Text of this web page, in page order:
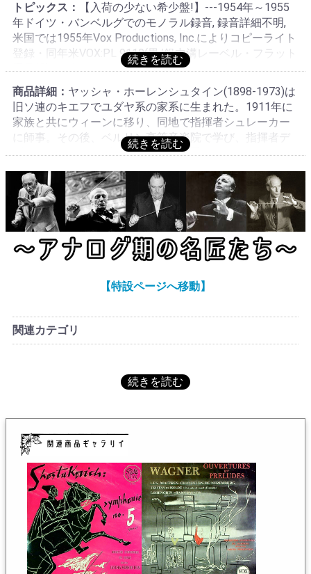
トピックス：
【入荷の少ない希少盤!】---1954年～1955
年ドイツ・バンベルグでのモノラル録音, 録音詳細不明,
米国では1955年Vox Productions, Inc.によりコピーライト
登録・同年米VOX:PL 9110(黒/銀中溝レーベル・フラット
重量盤)にて初リリース, フランスでは1956年頃Pathé-
VOX:PL 9110(当装丁)にて初リリース→1959年頃クリー
ム/濃緑段付レーベル・グルーヴガード厚手盤に変更, 入
荷の少ない希少盤, 演奏:★★★★+, 音質:★★★★+
商品詳細： ヤッシャ・ホーレンシュタイン(1898-1973)は
旧ソ連のキエフでユダヤ系の家系に生まれた。1911年に
家族と共にウィーンに移り、同地で指揮者シュレーカー
に師事。その後、ベルリン高等音楽院で学び、指揮者デ
ビュー後はフルトヴェングラーの助手を務めた。1920年
代には早くもベルリン・フィルやベルリン国立歌劇場o.を
指揮し、ブルックナーの交響曲第7番やマーラーの『亡き
子を偲ぶ歌』などを録音。しかし、1933年にナチスが政
権を掌握するとドイツを去り、1940年に渡米し、アメリ
カ国籍を取得。戦後はヨーロッパ楽壇に復帰し、各地の
一流オーケストラに客演。特定のポストには就かず、契
約したVOXの手配によりウィーンso.とバンベルクso.を中
UNICORNヘ、マーラーを録音している。1954年初の古楽
録音し、名高い。これは1955年頃録音のほぼ唯一のワー
グナー録音と思われる。ヴァイオリニストのイヴリー・
いのスタイルで端正に演奏する方針を貫いた。地味だが
ンシュタインはユダヤ人でありながらマーラーやワーグ
ナーを好んで演奏した指揮者である。政治と音楽を完全
に分けて考えていたのだろう。早い時期からテンポを崩
さず、遅めのスピードで淡々と進行するスタイルは師で
あるフルトヴェングラーと対照をなす所に彼の美学があ
るのだろう。ゆったりと浸れる静かなワーグナーであ
る。
J.ホーレンシュタインの在庫一覧へ
【特設ページへ移動】
関連カテゴリ